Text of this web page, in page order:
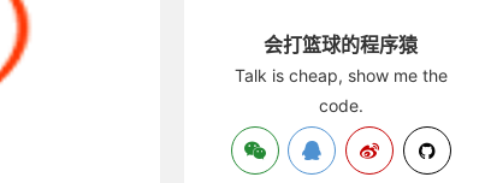
会打篮球的程序猿
Talk is cheap, show me the
code.